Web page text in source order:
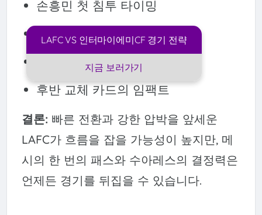
손흥민 첫 침투 타이밍
메시의 하프스페이스 터치 수
세트피스 수비 성공률
후반 교체 카드의 임팩트
결론: 빠른 전환과 강한 압박을 앞세운
LAFC가 흐름을 잡을 가능성이 높지만, 메
시의 한 번의 패스와 수아레스의 결정력은
언제든 경기를 뒤집을 수 있습니다.
LAFC VS 인터마이에미CF 경기 전략
지금 보러가기